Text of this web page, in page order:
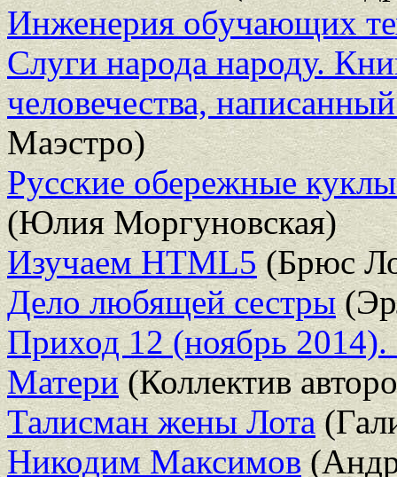
Инженерия обучающих
Слуги народа народу.
человечества,
Маэстро)
Русские обережные
(Юлия Моргуновская)
Изучаем HTML5(Брюс
Дело любящей сестры
Приход 12 (ноябрь 2014).
Матери(Коллектив
Талисман жены Лота
Никодим Максимов